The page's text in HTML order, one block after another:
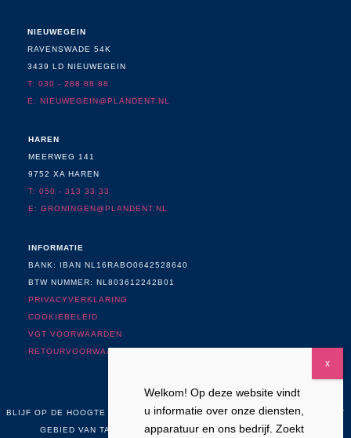
NIEUWEGEIN
RAVENSWADE 54K
3439 LD NIEUWEGEIN
T: 030 - 288 88 88
E: NIEUWEGEIN@PLANDENT.NL
HAREN
MEERWEG 141
9752 XA HAREN
T: 050 - 313 33 33
E: GRONINGEN@PLANDENT.NL
INFORMATIE
BANK: IBAN NL16RABO0642528640
BTW NUMMER: NL803612242B01
PRIVACYVERKLARING
COOKIEBELEID
VGT VOORWAARDEN
RETOURVOORWAARDEN
NIEUWSBRIEF
BLIJF OP DE HOOGTE VAN NIEUWS, ONTWIKKELINGEN EN ACTIES OP HET
GEBIED VAN TANDHEELKUNDE, TANDTECHNIEK EN CADCAM
Welkom! Op deze website vindt
u informatie over onze diensten,
apparatuur en ons bedrijf. Zoekt